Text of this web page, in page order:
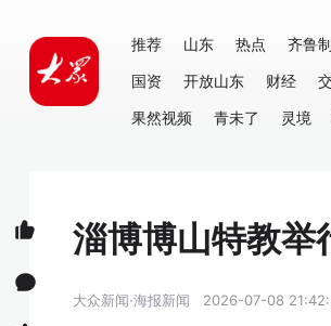
推荐 山东 热点 齐鲁
国资
开放山东 财经
果然视频
青未了 灵境
淄博博山特教举
大众新闻·海报新闻 2026-07-08